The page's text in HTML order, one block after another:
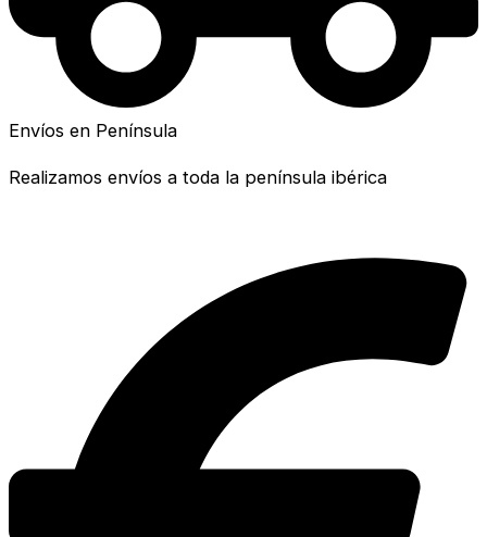
Envíos en Península
Realizamos envíos a toda la península ibérica